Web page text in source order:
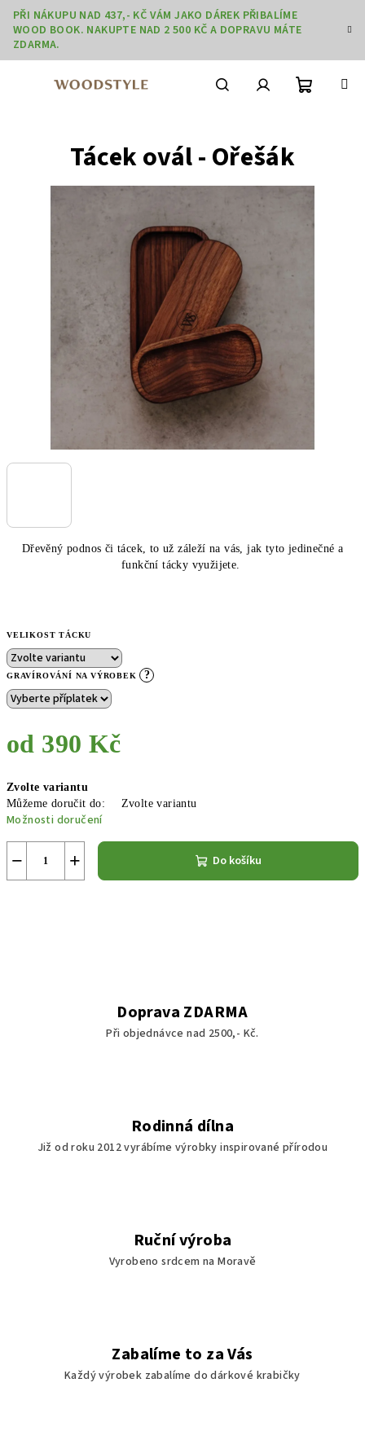
Přejít
obsah
PŘI NÁKUPU NAD 437,- KČ VÁM JAKO DÁREK PŘIBALÍME
WOOD BOOK. NAKUPTE NAD 2 500 KČ A DOPRAVU MÁTE
ZDARMA.
Dřevěný podnos či tácek, to už záleží na vás, jak tyto jedinečné a
funkční tácky využijete.
VELIKOST TÁCKU
GRAVÍROVÁNÍ NA VÝROBEK ?
od 390 Kč
cena:
Zvolte variantu
Můžeme doručit do:
Zvolte variantu
Možnosti doručení
+
− Do košíku
Tácek ovál - Ořešák
Doprava ZDARMA
Při objednávce nad 2500,- Kč.
Rodinná dílna
Již od roku 2012 vyrábíme výrobky inspirované přírodou
Ruční výroba
Vyrobeno srdcem na Moravě
Zabalíme to za Vás
Každý výrobek zabalíme do dárkové krabičky